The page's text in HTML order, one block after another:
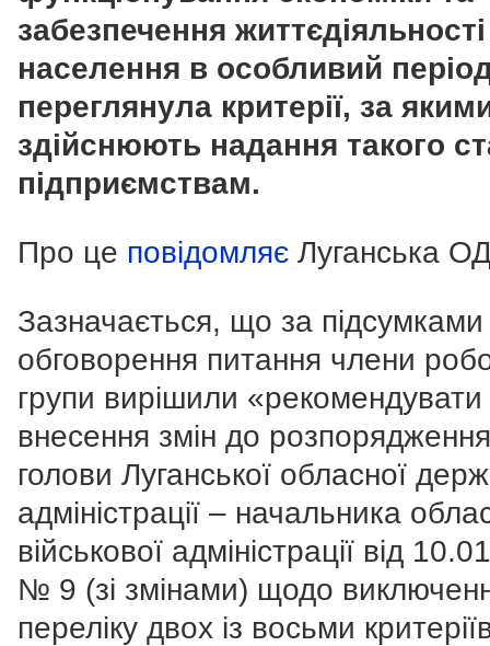
забезпечення життєдіяльності
населення в особливий
переглянула критерії, за
здійснюють надання такого
підприємствам.
Про це повідомляє Луганська
Зазначається, що за підсумками
обговорення питання члени
групи вирішили «рекомендувати
внесення змін до розпорядження
голови Луганської обласної
адміністрації – начальника
військової адміністрації від
№ 9 (зі змінами) щодо
переліку двох із восьми